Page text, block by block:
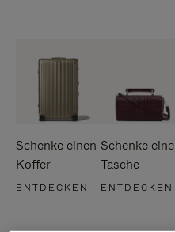
Schenke einen
Koffer
ENTDECKEN
Schenke eine
Tasche
ENTDECKEN